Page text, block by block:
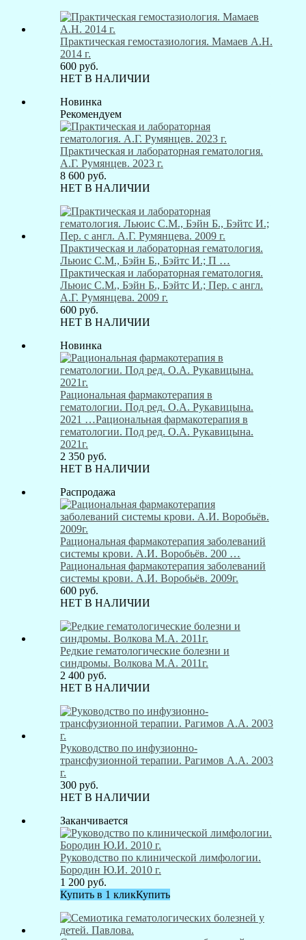
Практическая гемостазиология. Мамаев А.Н.
2014 г.
600 руб.
НЕТ В НАЛИЧИИ
Новинка
Рекомендуем
Практическая и лабораторная гематология.
А.Г. Румянцев. 2023 г.
8 600 руб.
НЕТ В НАЛИЧИИ
Практическая и лабораторная гематология.
Льюис С.М., Бэйн Б., Бэйтс И.; П …
Практическая и лабораторная гематология.
Льюис С.М., Бэйн Б., Бэйтс И.; Пер. с англ.
А.Г. Румянцева. 2009 г.
600 руб.
НЕТ В НАЛИЧИИ
Новинка
Рациональная фармакотерапия в
гематологии. Под ред. О.А. Рукавицына.
2021 …Рациональная фармакотерапия в
гематологии. Под ред. О.А. Рукавицына.
2021г.
2 350 руб.
НЕТ В НАЛИЧИИ
Распродажа
Рациональная фармакотерапия заболеваний
системы крови. А.И. Воробьёв. 200 …
Рациональная фармакотерапия заболеваний
системы крови. А.И. Воробьёв. 2009г.
600 руб.
НЕТ В НАЛИЧИИ
Редкие гематологические болезни и
синдромы. Волкова М.А. 2011г.
2 400 руб.
НЕТ В НАЛИЧИИ
Руководство по инфузионно-
трансфузионной терапии. Рагимов А.А. 2003
г.
300 руб.
НЕТ В НАЛИЧИИ
Заканчивается
Руководство по клинической лимфологии.
Бородин Ю.И. 2010 г.
1 200 руб.
Купить в 1 кликКупить